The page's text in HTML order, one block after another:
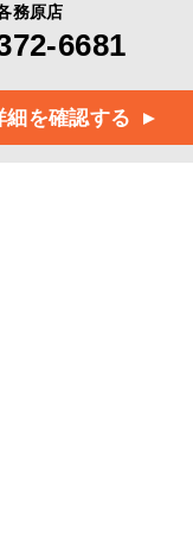
務原店
6681
細を確認する